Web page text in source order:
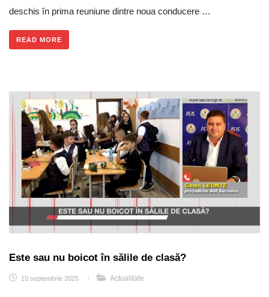
deschis în prima reuniune dintre noua conducere …
READ MORE
Este sau nu boicot în sălile de clasă?
10 septembrie 2025 / Actualitate